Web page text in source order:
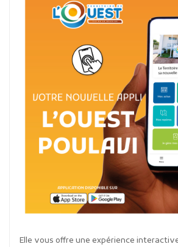
Elle vous offre une expérience